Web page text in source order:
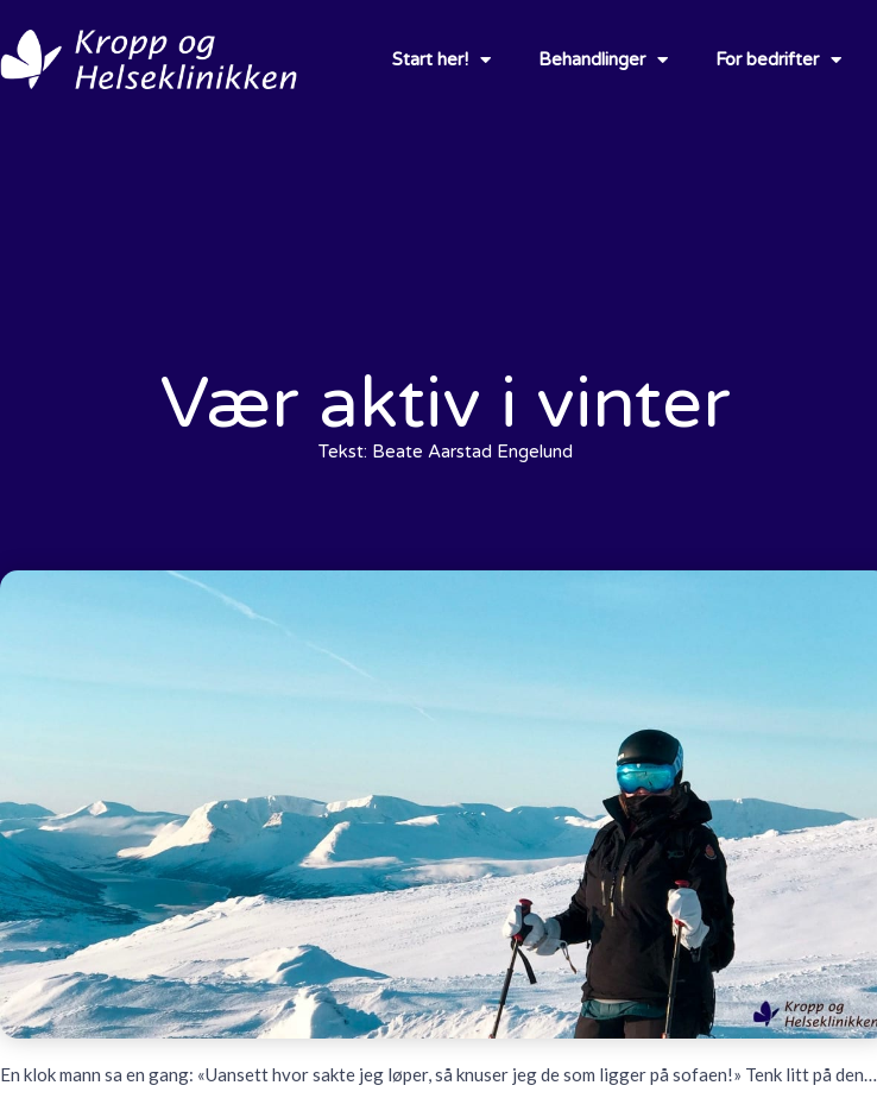
Start her! Behandlinger For bedrifter
Vær aktiv i vinter
Tekst: Beate Aarstad Engelund
En klok mann sa en gang: «Uansett hvor sakte jeg løper, så knuser jeg de som ligger på sofaen!» Tenk litt på den…